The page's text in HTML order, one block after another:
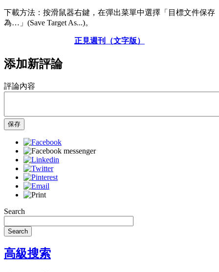
下載方法：按滑鼠器右鍵，在彈出菜單中選擇「目標文件保存
為…」(Save Target As...)。
正見週刊（文字版）
添加新評論
評論內容
保存
Search
Search
高級搜索